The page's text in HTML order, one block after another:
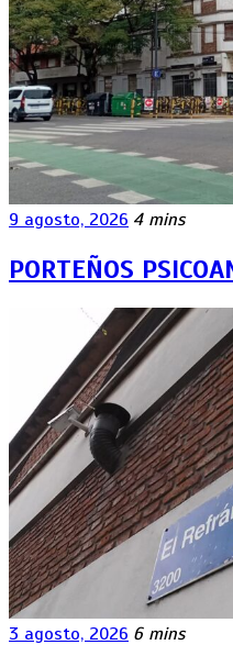
9 agosto, 2026 4 mins
PORTEÑOS
3 agosto, 2026 6 mins